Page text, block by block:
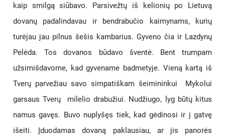
kaip smilgą siūbavo. Parsivežtų iš kelionių po Lietuvą
dovanų padalindavau ir bendrabučio kaimynams, kurių
turėjau jau pilnus šešis kambarius. Gyveno čia ir Lazdynų
Pelėda. Tos dovanos būdavo šventė. Bent trumpam
užsimišdavome, kad gyvename badmetyje. Vieną kartą iš
Tverų parvežiau savo simpatiškam šeimininkui Mykolui
garsaus Tverų milelio drabužiui. Nudžiugo, lyg būtų kitus
namus gavęs. Buvo nuplyšęs tiek, kad gėdinosi ir į gatvę
išeiti. Įduodamas dovaną paklausiau, ar jis panorės